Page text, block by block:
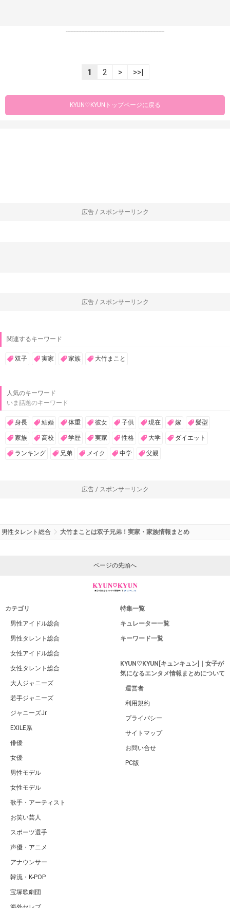
----------------------------------------------------------------
1 2 > >>|
KYUN♡KYUNトップページに戻る
広告 / スポンサーリンク
広告 / スポンサーリンク
関連するキーワード
双子 実家 家族 大竹まこと
人気のキーワード
いま話題のキーワード
身長 結婚 体重 彼女 子供 現在 嫁 髪型
家族 高校 学歴 実家 性格 大学 ダイエット
ランキング 兄弟 メイク 中学 父親
広告 / スポンサーリンク
男性タレント総合 大竹まことは双子兄弟！実家・家族情報まとめ
ページの先頭へ
カテゴリ
男性アイドル総合
男性タレント総合
女性アイドル総合
女性タレント総合
大人ジャニーズ
若手ジャニーズ
ジャニーズJr.
EXILE系
俳優
女優
男性モデル
女性モデル
歌手・アーティスト
お笑い芸人
スポーツ選手
声優・アニメ
アナウンサー
韓流・K-POP
宝塚歌劇団
特集一覧
キュレーター一覧
キーワード一覧
KYUN♡KYUN[キュンキュン]｜女子が
気になるエンタメ情報まとめについて
運営者
利用規約
プライバシー
サイトマップ
お問い合せ
PC版